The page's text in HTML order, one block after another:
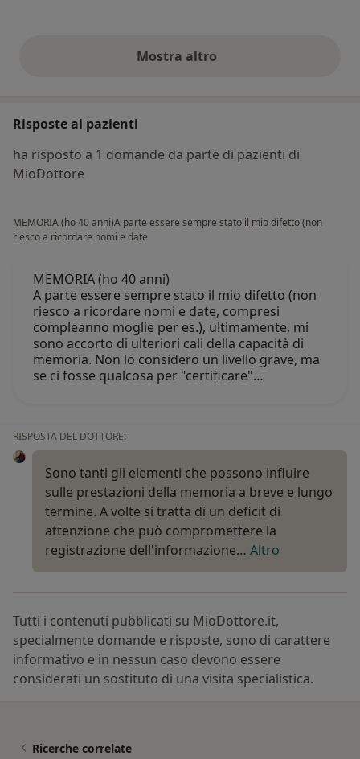
Mostra altroopinioni di cui sopra
Risposte ai pazienti
ha risposto a 1 domande da parte di pazienti di
MioDottore
MEMORIA (ho 40 anni)A parte essere sempre stato il mio difetto (non
riesco a ricordare nomi e date
MEMORIA (ho 40 anni)
A parte essere sempre stato il mio difetto (non
riesco a ricordare nomi e date, compresi
compleanno moglie per es.), ultimamente, mi
sono accorto di ulteriori cali della capacità di
memoria. Non lo considero un livello grave, ma
se ci fosse qualcosa per "certificare"…
RISPOSTA DEL DOTTORE:
Sono tanti gli elementi che possono influire
sulle prestazioni della memoria a breve e lungo
termine. A volte si tratta di un deficit di
attenzione che può compromettere la
registrazione dell'informazione… Altro
Tutti i contenuti pubblicati su MioDottore.it,
specialmente domande e risposte, sono di carattere
informativo e in nessun caso devono essere
considerati un sostituto di una visita specialistica.
Ricerche correlate